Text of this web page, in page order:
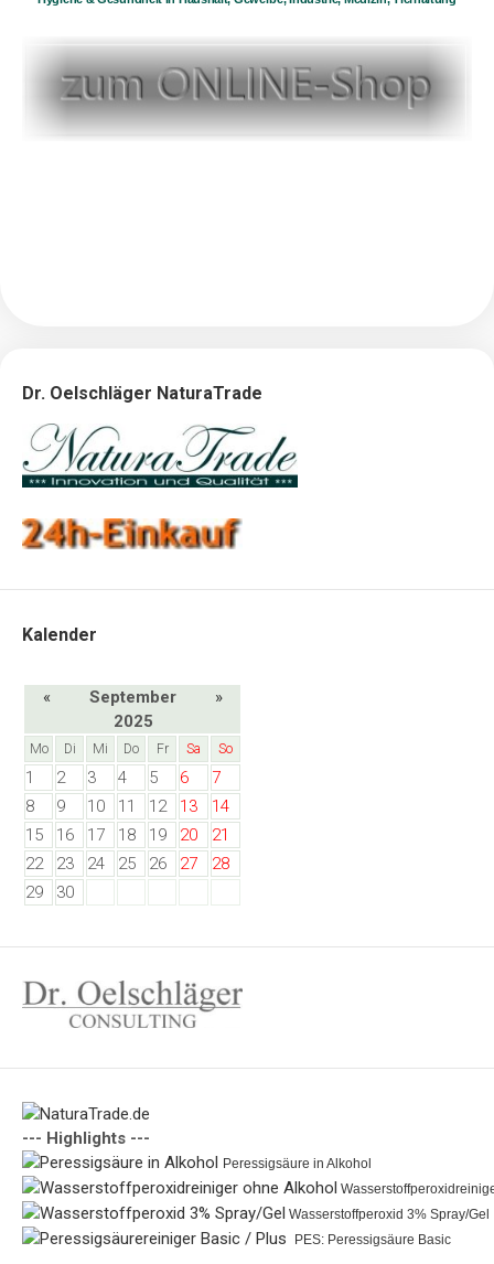
Dr. Oelschläger NaturaTrade
Kalender
«
September
2025
»
Mo Di Mi Do Fr Sa So
1 2 3 4 5 6
7
8
9 10 11 12 13
14
15
16 17 18 19 20
21
22
23 24 25 26 27
28
29
30
--- Highlights ---
Peressigsäure in Alkohol
Wasserstoffperoxid 3% Spray/Gel
PES: Peressigsäure Basic